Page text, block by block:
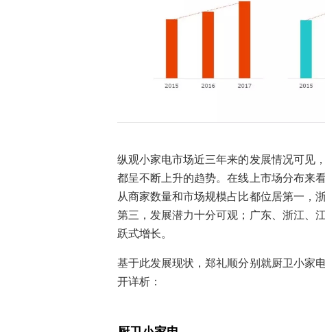
纵观小家电市场近三年来的发展情况可见
都呈不断上升的趋势。在线上市场分布来
从商家数量和市场规模占比都位居第一，
第三，发展潜力十分可观；广东、浙江、
跃式增长。
基于此发展现状，郑礼顺分别就厨卫小家
开详析：